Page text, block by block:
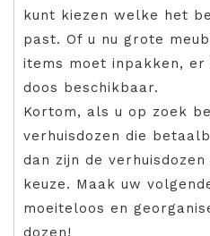
kunt kiezen welke het
past. Of u nu grote
items moet inpakken,
doos beschikbaar.
Kortom, als u op zoek
verhuisdozen die
dan zijn de
keuze. Maak uw
moeiteloos en
dozen!